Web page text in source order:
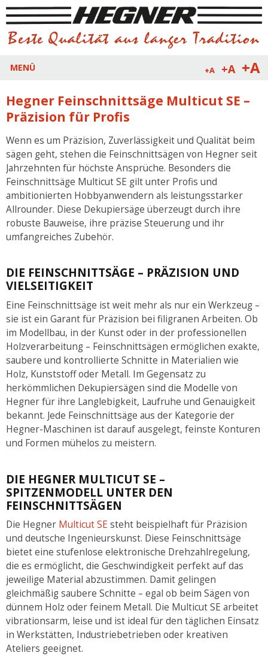
+A +A +A
MENÜ
Hegner Feinschnittsäge Multicut SE –
Präzision für Profis
Wenn es um Präzision, Zuverlässigkeit und Qualität beim
sägen geht, stehen die Feinschnittsägen von Hegner seit
Jahrzehnten für höchste Ansprüche. Besonders die
Feinschnittsäge Multicut SE gilt unter Profis und
ambitionierten Hobbyanwendern als leistungsstarker
Allrounder. Diese Dekupiersäge überzeugt durch ihre
robuste Bauweise, ihre präzise Steuerung und ihr
umfangreiches Zubehör.
DIE FEINSCHNITTSÄGE – PRÄZISION UND
VIELSEITIGKEIT
Eine Feinschnittsäge ist weit mehr als nur ein Werkzeug –
sie ist ein Garant für Präzision bei filigranen Arbeiten. Ob
im Modellbau, in der Kunst oder in der professionellen
Holzverarbeitung – Feinschnittsägen ermöglichen exakte,
saubere und kontrollierte Schnitte in Materialien wie
Holz, Kunststoff oder Metall. Im Gegensatz zu
herkömmlichen Dekupiersägen sind die Modelle von
Hegner für ihre Langlebigkeit, Laufruhe und Genauigkeit
bekannt. Jede Feinschnittsäge aus der Kategorie der
Hegner-Maschinen ist darauf ausgelegt, feinste Konturen
und Formen mühelos zu meistern.
DIE HEGNER MULTICUT SE –
SPITZENMODELL UNTER DEN
FEINSCHNITTSÄGEN
Die Hegner Multicut SE steht beispielhaft für Präzision
und deutsche Ingenieurskunst. Diese Feinschnittsäge
bietet eine stufenlose elektronische Drehzahlregelung,
die es ermöglicht, die Geschwindigkeit perfekt auf das
jeweilige Material abzustimmen. Damit gelingen
gleichmäßig saubere Schnitte – egal ob beim Sägen von
dünnem Holz oder feinem Metall. Die Multicut SE arbeitet
vibrationsarm, leise und ist ideal für den täglichen Einsatz
in Werkstätten, Industriebetrieben oder kreativen
Ateliers geeignet.